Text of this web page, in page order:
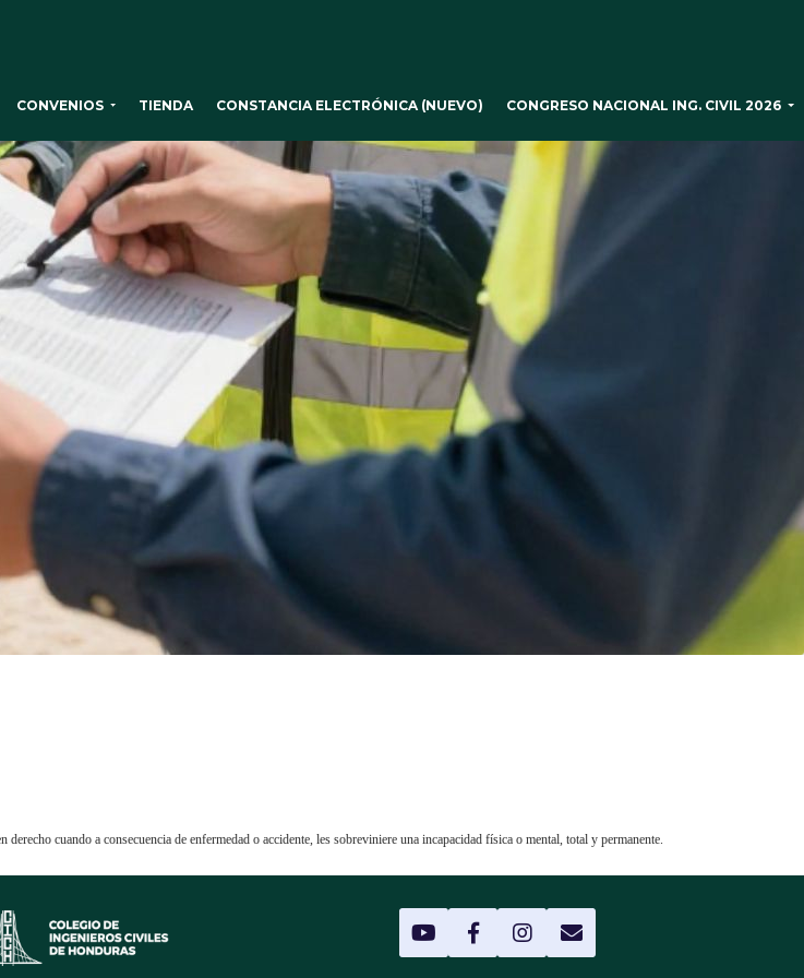
CONVENIOS TIENDA CONSTANCIA ELECTRÓNICA (NUEVO) CONGRESO NACIONAL ING. CIVIL 2026
cuando a consecuencia de enfermedad o accidente, les sobreviniere una incapacidad física o mental, total y permanente.